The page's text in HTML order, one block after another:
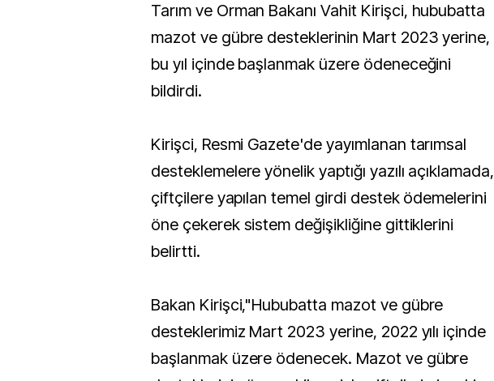
Tarım ve Orman Bakanı Vahit Kirişci, hububatta
mazot ve gübre desteklerinin Mart 2023 yerine,
bu yıl içinde başlanmak üzere ödeneceğini
bildirdi.
Kirişci, Resmi Gazete'de yayımlanan tarımsal
desteklemelere yönelik yaptığı yazılı açıklamada,
çiftçilere yapılan temel girdi destek ödemelerini
öne çekerek sistem değişikliğine gittiklerini
belirtti.
Bakan Kirişci,"Hububatta mazot ve gübre
desteklerimiz Mart 2023 yerine, 2022 yılı içinde
başlanmak üzere ödenecek. Mazot ve gübre